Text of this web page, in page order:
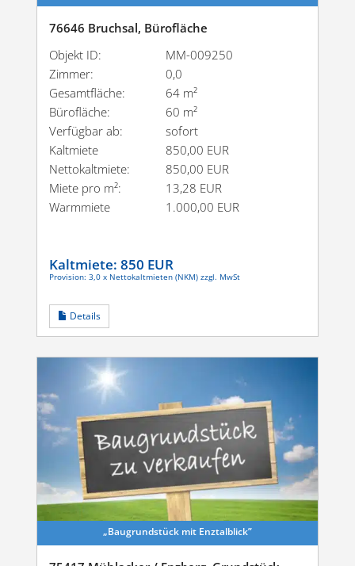
76646 Bruchsal, Bürofläche
Objekt ID:
MM-009250
Zimmer:
0,0
Gesamtfläche:
64 m²
Bürofläche:
60 m²
Verfügbar ab:
sofort
Kaltmiete
850,00 EUR
Nettokaltmiete:
850,00 EUR
Miete pro m²:
13,28 EUR
Warmmiete
1.000,00 EUR
Kaltmiete: 850 EUR
Provision: 3,0 x Nettokaltmieten (NKM) zzgl. MwSt
Details
„Baugrund­stück mit Enztalblick”